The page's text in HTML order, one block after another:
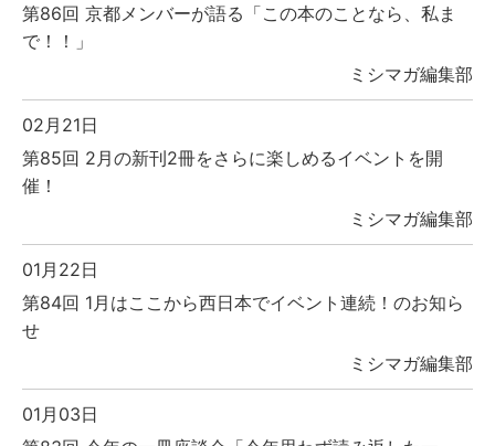
第86回 京都メンバーが語る「この本のことなら、私ま
で！！」
ミシマガ編集部
02月21日
第85回 2月の新刊2冊をさらに楽しめるイベントを開
催！
ミシマガ編集部
01月22日
第84回 1月はここから西日本でイベント連続！のお知ら
せ
ミシマガ編集部
01月03日